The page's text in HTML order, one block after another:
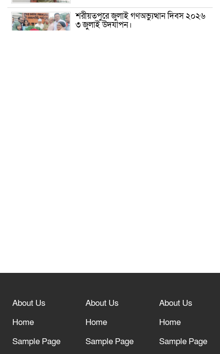
শরীয়তপুরে জুলাই গণঅভ্যুত্থান দিবস ২০২৬
৩ জুলাই উদযাপন।
“অসহযোগ” আন্দোলনের হুমকি
দরজা খোলা রেখেছেন
About Us
Home
Sample Page
About Us
Home
Sample Page
About Us
Home
Sample Page